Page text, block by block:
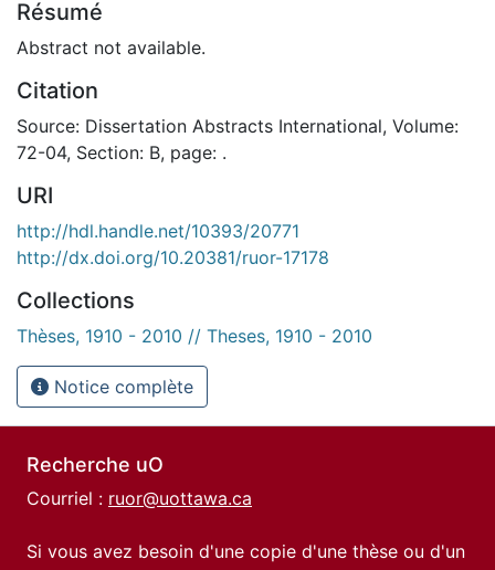
Résumé
Abstract not available.
Citation
Source: Dissertation Abstracts International, Volume:
72-04, Section: B, page: .
URI
http://hdl.handle.net/10393/20771
http://dx.doi.org/10.20381/ruor-17178
Collections
Thèses, 1910 - 2010 // Theses, 1910 - 2010
Notice complète
Recherche uO
Courriel : ruor@uottawa.ca
Si vous avez besoin d'une copie d'une thèse ou d'un